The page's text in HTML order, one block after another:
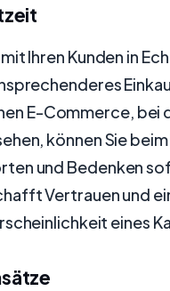
Ihren Kunden in
E-Commerce, bei
können Sie
und Bedenken
Vertrauen und
eines